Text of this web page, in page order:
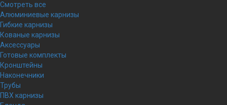
Смотреть все
Алюминиевые карнизы
Гибкие карнизы
Кованые карнизы
Аксессуары
Готовые комплекты
Кронштейны
Наконечники
Трубы
ПВХ карнизы